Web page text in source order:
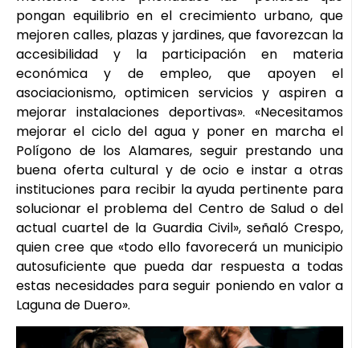
pongan equilibrio en el crecimiento urbano, que
mejoren calles, plazas y jardines, que favorezcan la
accesibilidad y la participación en materia
económica y de empleo, que apoyen el
asociacionismo, optimicen servicios y aspiren a
mejorar instalaciones deportivas». «Necesitamos
mejorar el ciclo del agua y poner en marcha el
Polígono de los Alamares, seguir prestando una
buena oferta cultural y de ocio e instar a otras
instituciones para recibir la ayuda pertinente para
solucionar el problema del Centro de Salud o del
actual cuartel de la Guardia Civil», señaló Crespo,
quien cree que «todo ello favorecerá un municipio
autosuficiente que pueda dar respuesta a todas
estas necesidades para seguir poniendo en valor a
Laguna de Duero».